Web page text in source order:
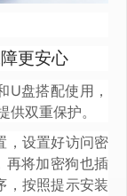
更安心
U盘搭配使用，
供双重保护。
，设置好访问密
再将加密狗也插
，按照提示安装